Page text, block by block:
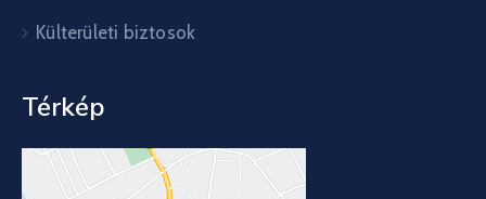
Külterületi biztosok
Térkép